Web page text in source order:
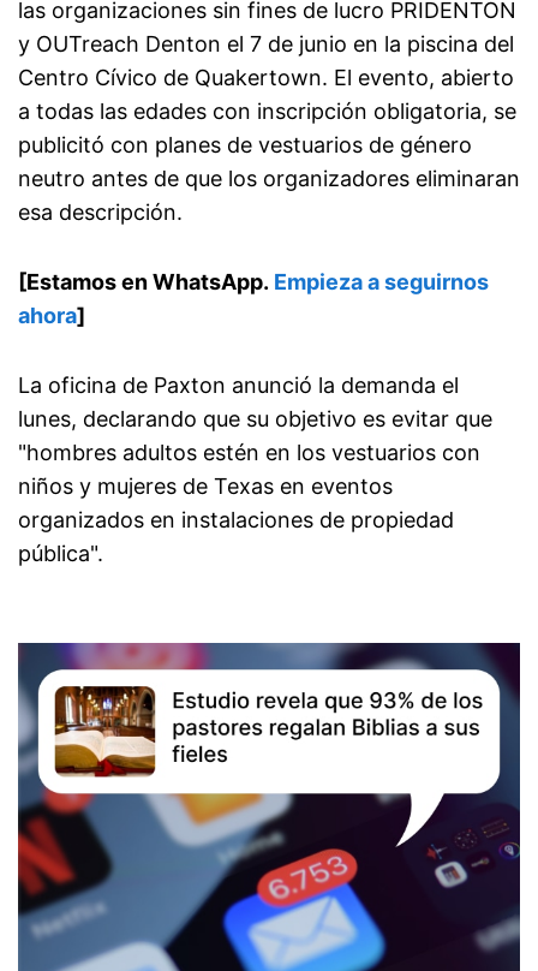
las organizaciones sin fines de lucro PRIDENTON
y OUTreach Denton el 7 de junio en la piscina del
Centro Cívico de Quakertown. El evento, abierto
a todas las edades con inscripción obligatoria, se
publicitó con planes de vestuarios de género
neutro antes de que los organizadores eliminaran
esa descripción.
[Estamos en WhatsApp. Empieza a seguirnos
ahora]
La oficina de Paxton anunció la demanda el
lunes, declarando que su objetivo es evitar que
"hombres adultos estén en los vestuarios con
niños y mujeres de Texas en eventos
organizados en instalaciones de propiedad
pública".